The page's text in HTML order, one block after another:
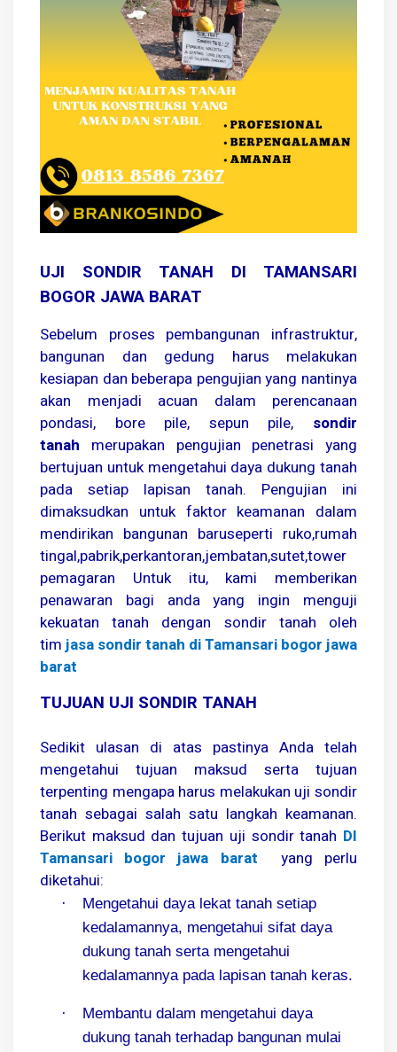
UJI SONDIR TANAH DI TAMANSARI
BOGOR JAWA BARAT
Sebelum proses pembangunan infrastruktur,
bangunan dan gedung harus melakukan
kesiapan dan beberapa pengujian yang nantinya
akan menjadi acuan dalam perencanaan
pondasi, bore pile, sepun pile, sondir
tanah merupakan pengujian penetrasi yang
bertujuan untuk mengetahui daya dukung tanah
pada setiap lapisan tanah. Pengujian ini
dimaksudkan untuk faktor keamanan dalam
mendirikan bangunan baruseperti ruko,rumah
tingal,pabrik,perkantoran,jembatan,sutet,tower
pemagaran Untuk itu, kami memberikan
penawaran bagi anda yang ingin menguji
kekuatan tanah dengan sondir tanah oleh
tim jasa sondir tanah di Tamansari bogor jawa
barat
TUJUAN UJI SONDIR TANAH
Sedikit ulasan di atas pastinya Anda telah
mengetahui tujuan maksud serta tujuan
terpenting mengapa harus melakukan uji sondir
tanah sebagai salah satu langkah keamanan.
Berikut maksud dan tujuan uji sondir tanah DI
Tamansari bogor jawa barat yang perlu
diketahui:
·
Mengetahui daya lekat tanah setiap
kedalamannya, mengetahui sifat daya
dukung tanah serta mengetahui
kedalamannya pada lapisan tanah keras.
·
Membantu dalam mengetahui daya
dukung tanah terhadap bangunan mulai